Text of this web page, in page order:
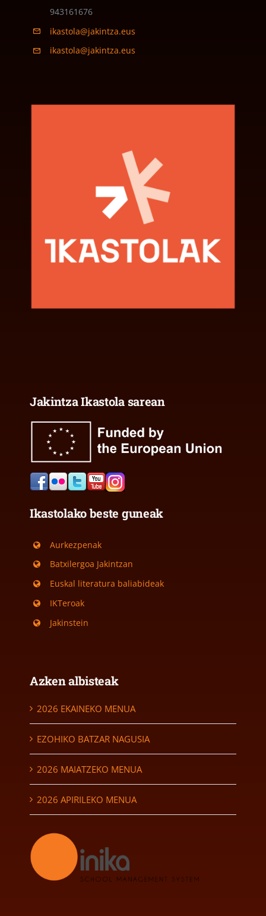
943161676
ikastola@jakintza.eus
ikastola@jakintza.eus
Jakintza Ikastola sarean
Ikastolako beste guneak
Aurkezpenak
Batxilergoa Jakintzan
Euskal literatura baliabideak
IKTeroak
Jakinstein
Azken albisteak
2026 EKAINEKO MENUA
EZOHIKO BATZAR NAGUSIA
2026 MAIATZEKO MENUA
2026 APIRILEKO MENUA